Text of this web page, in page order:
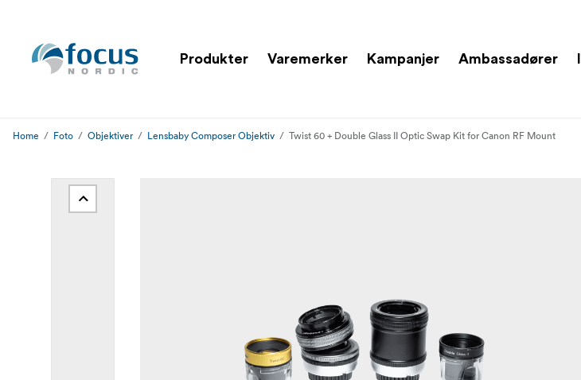
Produkter Varemerker Kampanjer Ambassadører
Home Foto Objektiver Lensbaby Composer Objektiv Twist 60 + Double Glass II Optic Swap Kit for Canon RF Mount